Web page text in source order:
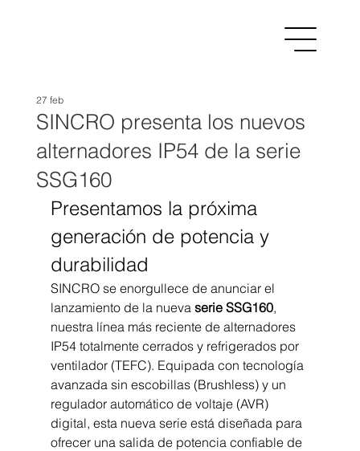
SINCRO presenta los nuevos
alternadores IP54 de la serie
SSG160
27 feb
Presentamos la próxima
generación de potencia y
durabilidad
SINCRO se enorgullece de anunciar el
lanzamiento de la nueva serie SSG160,
nuestra línea más reciente de alternadores
IP54 totalmente cerrados y refrigerados por
ventilador (TEFC). Equipada con tecnología
avanzada sin escobillas (Brushless) y un
regulador automático de voltaje (AVR)
digital, esta nueva serie está diseñada para
ofrecer una salida de potencia confiable de